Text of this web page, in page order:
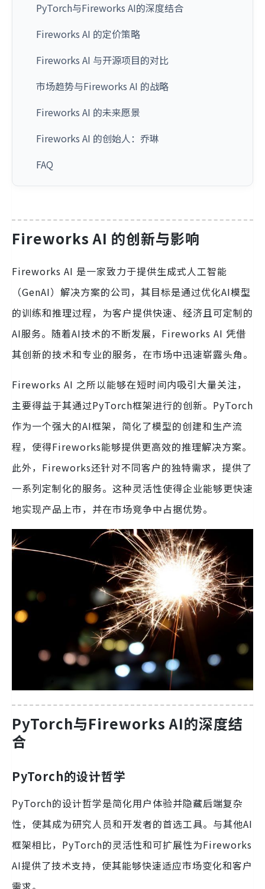
PyTorch与Fireworks AI的深度结合
Fireworks AI 的定价策略
Fireworks AI 与开源项目的对比
市场趋势与Fireworks AI 的战略
Fireworks AI 的未来愿景
Fireworks AI 的创始人：乔琳
FAQ
Fireworks AI 的创新与影响
Fireworks AI 是一家致力于提供生成式人工智能
（GenAI）解决方案的公司，其目标是通过优化AI模型
的训练和推理过程，为客户提供快速、经济且可定制的
AI服务。随着AI技术的不断发展，Fireworks AI 凭借
其创新的技术和专业的服务，在市场中迅速崭露头角。
Fireworks AI 之所以能够在短时间内吸引大量关注，
主要得益于其通过PyTorch框架进行的创新。PyTorch
作为一个强大的AI框架，简化了模型的创建和生产流
程，使得Fireworks能够提供更高效的推理解决方案。
此外，Fireworks还针对不同客户的独特需求，提供了
一系列定制化的服务。这种灵活性使得企业能够更快速
地实现产品上市，并在市场竞争中占据优势。
PyTorch与Fireworks AI的深度结
合
PyTorch的设计哲学
PyTorch的设计哲学是简化用户体验并隐藏后端复杂
性，使其成为研究人员和开发者的首选工具。与其他AI
框架相比，PyTorch的灵活性和可扩展性为Fireworks
AI提供了技术支持，使其能够快速适应市场变化和客户